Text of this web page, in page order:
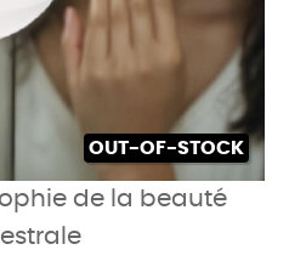
OUT-OF-STOCK
de la beauté